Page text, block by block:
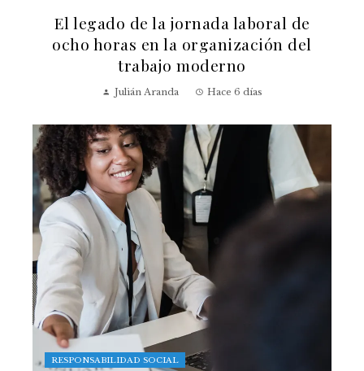
El legado de la jornada laboral de
ocho horas en la organización del
trabajo moderno
Julián Aranda Hace 6 días
RESPONSABILIDAD SOCIAL